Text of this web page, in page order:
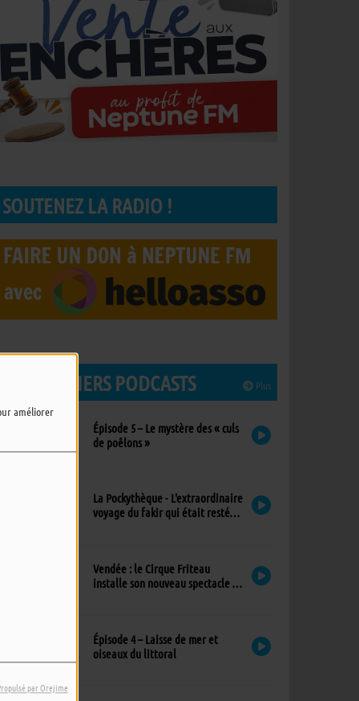
améliorer
par Orejime
SOUTENEZ LA RADIO !
Plus
LES DERNIERS PODCASTS
Épisode 5 – Le mystère des « culs
de poêlons »
La Pockythèque - L'extraordinaire
voyage du fakir qui était resté
Vendée : le Cirque Friteau
installe son nouveau spectacle à
Épisode 4 – Laisse de mer et
oiseaux du littoral